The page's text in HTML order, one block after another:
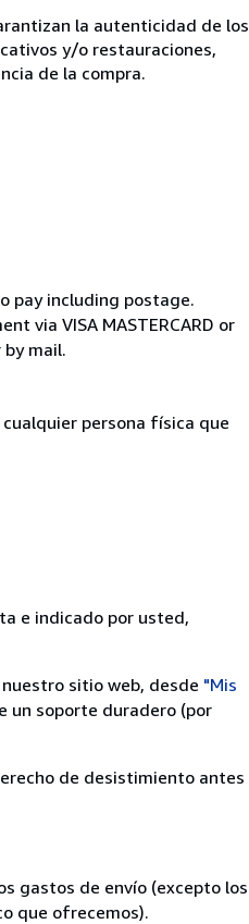
la autenticidad de los
y/o restauraciones,
de la compra.
pay including postage.
via VISA MASTERCARD or
mail.
persona física que
e indicado por usted,
sitio web, desde "Mis
un soporte duradero (por
de desistimiento antes
gastos de envío (excepto los
que ofrecemos).